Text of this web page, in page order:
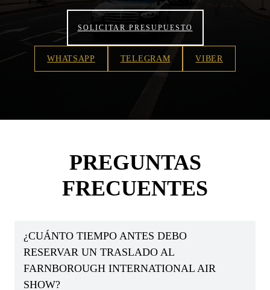
SOLICITAR PRESUPUESTO
WHATSAPP TELEGRAM VIBER
PREGUNTAS
FRECUENTES
¿CUÁNTO TIEMPO ANTES DEBO
RESERVAR UN TRASLADO AL
FARNBOROUGH INTERNATIONAL AIR
SHOW?